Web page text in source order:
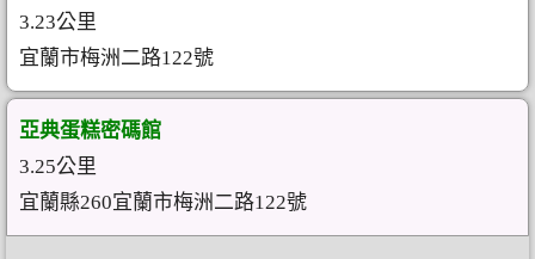
3.23公里
宜蘭市梅洲二路122號
亞典蛋糕密碼館
3.25公里
宜蘭縣260宜蘭市梅洲二路122號